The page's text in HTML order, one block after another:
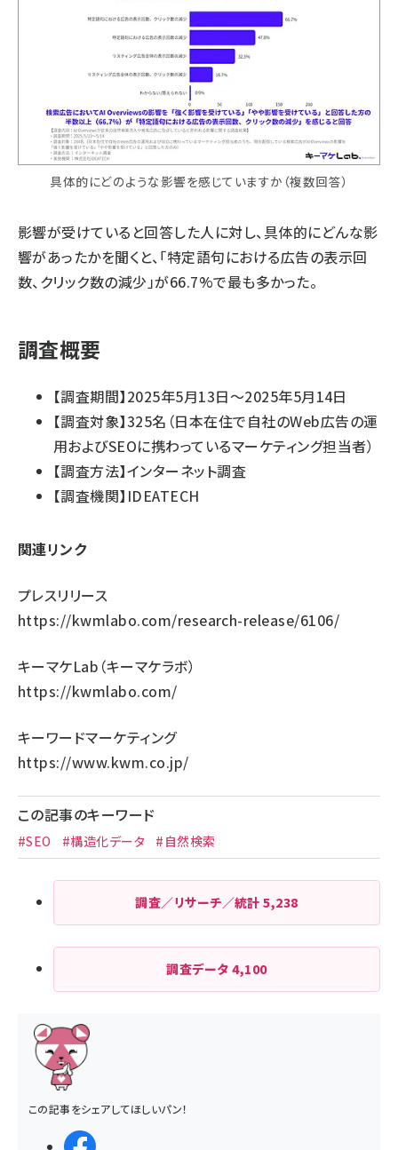
具体的にどのような影響を感じていますか（複数回答）
影響が受けていると回答した人に対し、具体的にどんな影
響があったかを聞くと、「特定語句における広告の表示回
数、クリック数の減少」が66.7%で最も多かった。
調査概要
【調査期間】2025年5月13日〜2025年5月14日
【調査対象】325名（日本在住で自社のWeb広告の運
用およびSEOに携わっているマーケティング担当者）
【調査方法】インターネット調査
【調査機関】IDEATECH
関連リンク
プレスリリース
https://kwmlabo.com/research-release/6106/
キーマケLab（キーマケラボ）
https://kwmlabo.com/
キーワードマーケティング
https://www.kwm.co.jp/
この記事のキーワード
#SEO #構造化データ #自然検索
調査／リサーチ／統計5,238
調査データ4,100
この記事をシェアしてほしいパン！